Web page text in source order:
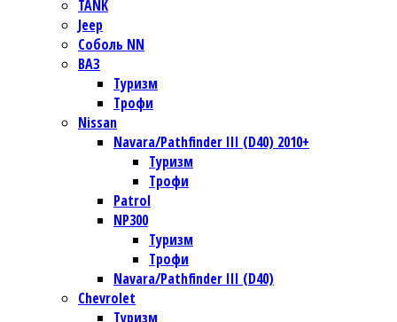
TANK
Jeep
Соболь NN
ВАЗ
Туризм
Трофи
Nissan
Navara/Pathfinder III (D40) 2010+
Туризм
Трофи
Patrol
NP300
Туризм
Трофи
Navara/Pathfinder III (D40)
Chevrolet
Туризм